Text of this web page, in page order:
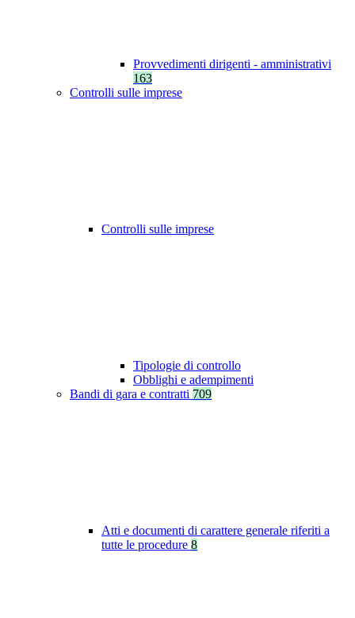
Provvedimenti dirigenti - amministrativi
163
Controlli sulle imprese
Controlli sulle imprese
Tipologie di controllo
Obblighi e adempimenti
Bandi di gara e contratti 709
Atti e documenti di carattere generale riferiti a
tutte le procedure 8